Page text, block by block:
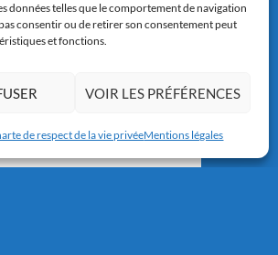
données telles que le comportement de navigation
consentir ou de retirer son consentement peut
et fonctions.
VOIR LES PRÉFÉRENCES
de respect de la vie privéeMentions légales